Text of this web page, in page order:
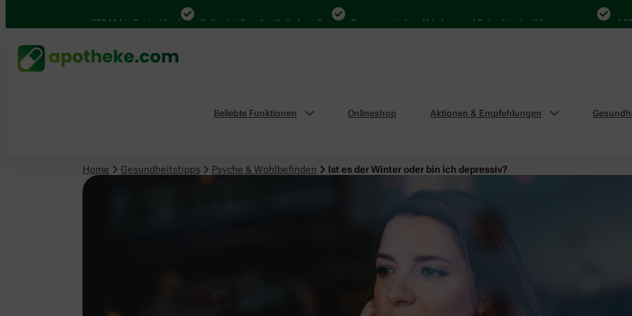
4.000 Mal in Deutschland Online bei Ihrer Apotheke bestellen Bequem zwischen Abholung und Botendienst wählen 4.000
Beliebte Funktionen Onlineshop Aktionen & Empfehlungen
Home Gesundheitstipps Psyche & Wohlbefinden Ist es der Winter oder bin ich depressiv?
Psyche & Wohlbefinden